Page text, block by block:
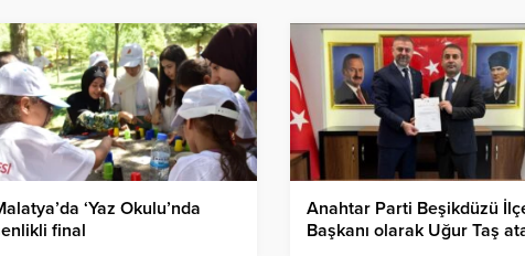
‘Yaz Okulu’nda
final
Anahtar Parti Beşikdüzü
Başkanı olarak Uğur Taş